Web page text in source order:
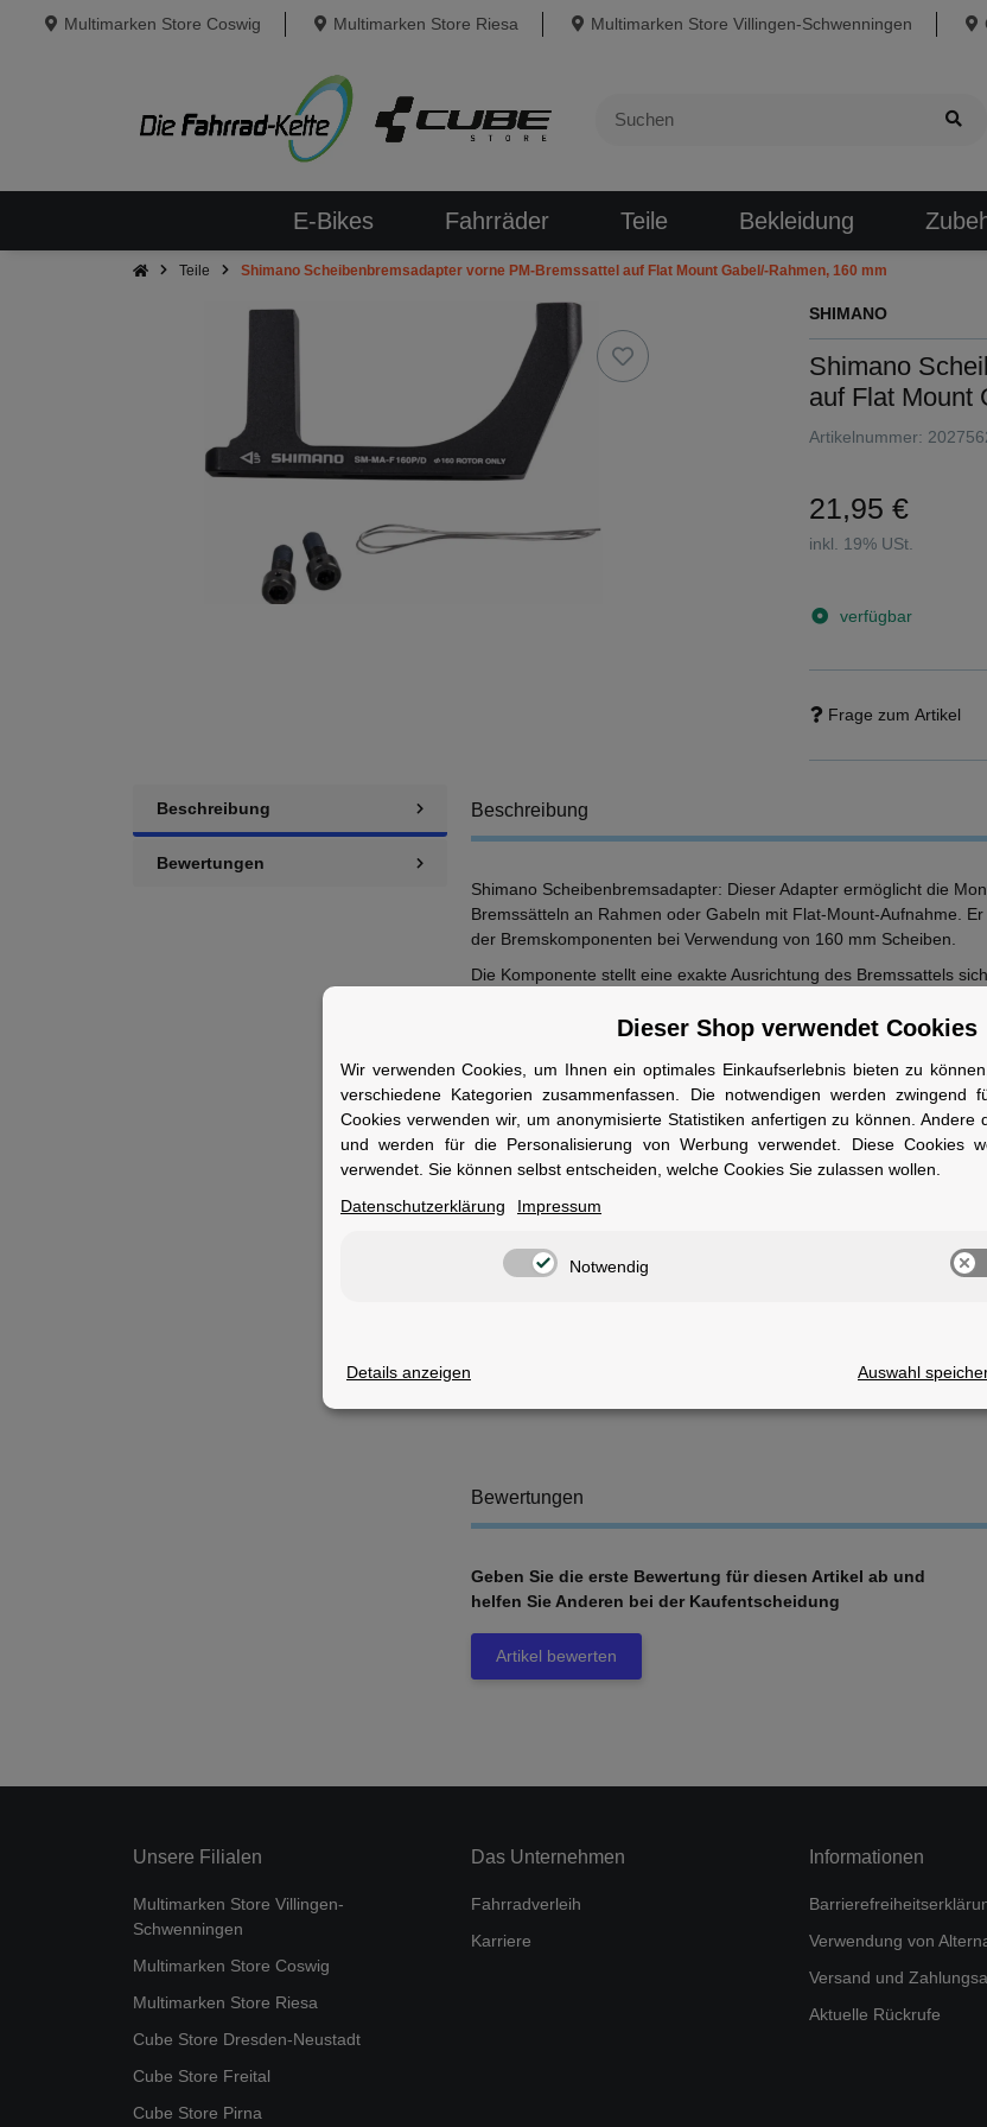
Multimarken Store Coswig Multimarken Store Riesa Multimarken Store Villingen-Schwenningen
E-Bikes Fahrräder Teile Bekleidung
Teile Shimano Scheibenbremsadapter vorne PM-Bremssattel auf Flat Mount Gabel/-Rahmen, 160 mm
SHIMANO
Shimano
auf Flat Mount
Artikelnummer:
21,95 €
inkl. 19% USt.
verfügbar
Frage zum Artikel
Beschreibung
Bewertungen
Beschreibung
Shimano Scheibenbremsadapter: Dieser Adapter ermöglicht die
Bremssätteln an Rahmen oder Gabeln mit Flat-Mount-Aufnahme.
der Bremskomponenten bei Verwendung von 160 mm Scheiben.
Die Komponente stellt eine exakte Ausrichtung des Bremssattels
Flat-Mount-Systemen abgestimmt.
Specs auf einen Blick
Hersteller:Shimano
Montage:Vorne
Bremssattel-Typ:Post-Mount (PM)
Rahmen/Gabel-Aufnahme:Flat Mount (FM)
Scheibendurchmesser:
Versandklasse:
Bewertungen
Geben Sie die erste Bewertung für diesen Artikel ab und
helfen Sie Anderen bei der Kaufentscheidung
Artikel bewerten
Unsere Filialen
Multimarken Store Villingen-
Schwenningen
Multimarken Store Coswig
Multimarken Store Riesa
Cube Store Dresden-Neustadt
Cube Store Freital
Cube Store Pirna
Das Unternehmen
Fahrradverleih
Karriere
Informationen
Verwendung von
Versand und
Aktuelle Rückrufe
Dieser Shop verwendet Cookies
Wir verwenden Cookies, um Ihnen ein optimales Einkaufserlebnis bieten zu
verschiedene Kategorien zusammenfassen. Die notwendigen werden zwingend
Cookies verwenden wir, um anonymisierte Statistiken anfertigen zu können. Andere
und werden für die Personalisierung von Werbung verwendet. Diese Cookies
verwendet. Sie können selbst entscheiden, welche Cookies Sie zulassen wollen.
Datenschutzerklärung
Impressum
Notwendig
Details anzeigen Auswahl